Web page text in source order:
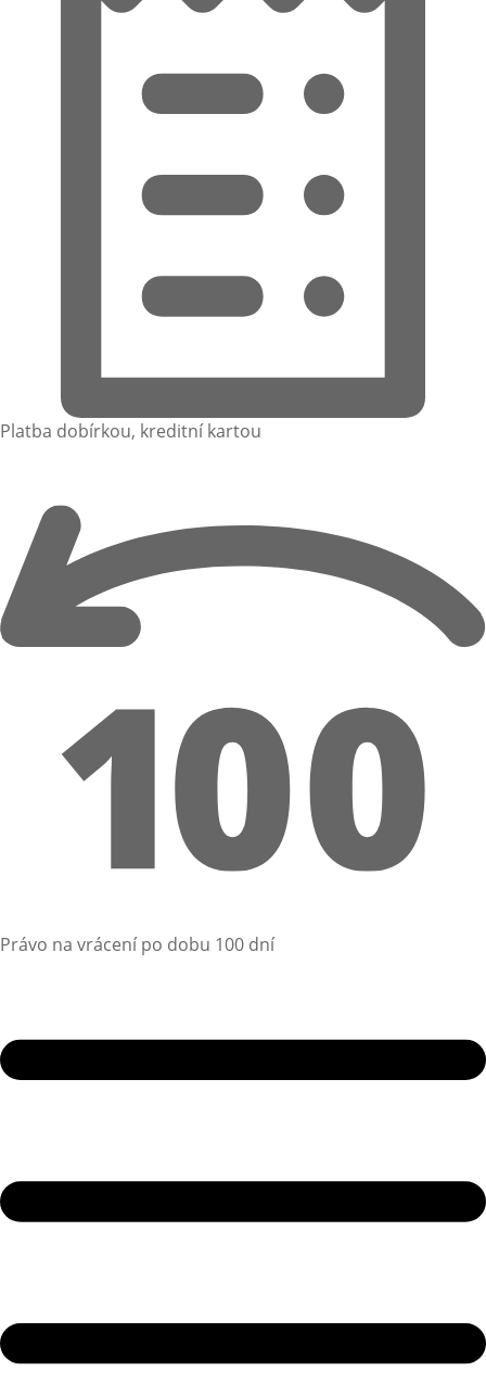
Platba dobírkou, kreditní kartou
Právo na vrácení po dobu 100 dní